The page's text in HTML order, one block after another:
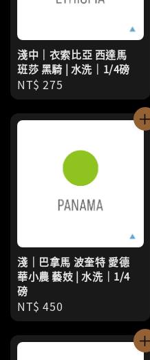
淺中｜衣索比亞 西達馬
班莎 黑騎 | 水洗｜1/4磅
Regular
price
NT$ 275
淺｜巴拿馬 波奎特 愛德
華小農 藝妓 | 水洗｜1/4
磅
Regular
price
NT$ 450